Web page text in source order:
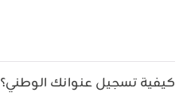
كيفية تسجيل عنوانك الوطني؟